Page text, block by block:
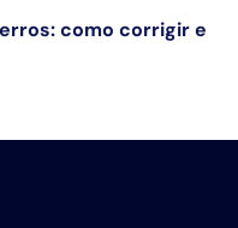
como corrigir e